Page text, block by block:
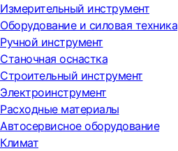
Измерительный инструмент
Оборудование и силовая техника
Ручной инструмент
Станочная оснастка
Строительный инструмент
Электроинструмент
Расходные материалы
Автосервисное оборудование
Климат